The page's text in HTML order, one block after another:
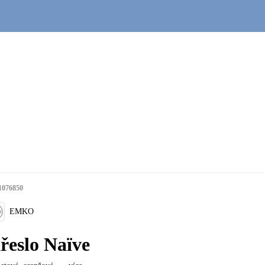
EMKO
Naïve